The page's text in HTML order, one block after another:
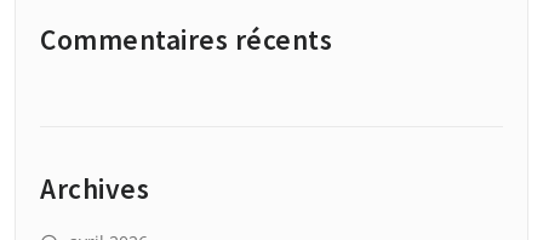
Commentaires récents
Archives